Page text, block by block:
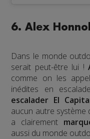
6. Alex
Dans le monde
serait peut-être lui !
comme on les
inédites en
escalader El
aucun autre système
a clairement
aussi du monde